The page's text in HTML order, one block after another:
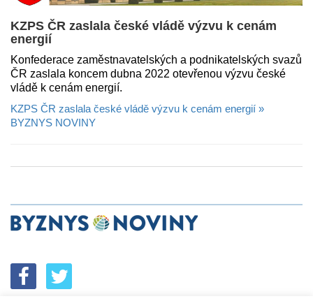
KZPS ČR zaslala české vládě výzvu k cenám
energií
Konfederace zaměstnavatelských a podnikatelských svazů
ČR zaslala koncem dubna 2022 otevřenou výzvu české
vládě k cenám energií.
KZPS ČR zaslala české vládě výzvu k cenám energií »
BYZNYS NOVINY